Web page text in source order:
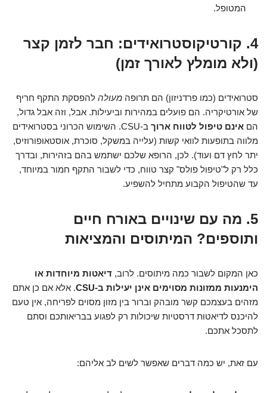
המטופל.
4. קורטיקוסטרואידים: חבר לזמן קצר
(ולא מומלץ לאורך זמן)
סטרואידים (כמו פרדניזון) הם תרופה מעולה להפסקת התקף חריף
של אורטיקריה. הם פועלים במהירות וביעילות. אבל, וזה אבל גדול,
הם אינם טיפול לטווח ארוך
ב-CSU. השימוש הכרוני בסטרואידים
מלווה בתופעות לוואי קשות (עלייה במשקל, סוכרת, אוסטאופורוזיס,
יתר לחץ דם ועוד). לכן, הרופא שלכם ישתמש בהם בזהירות, ובדרך
כלל רק ל"טיפול פולס" קצר טווח, כדי לשבור התקף חמור במיוחד,
עד שהטיפול הקבוע מתחיל להשפיע.
5. מה עם שינויים באורח חיים
ותוספים? המיתוסים והמציאות
כאן המקום לשבור כמה מיתוסים. לרוב, דיאטות מיוחדות או
הימנעות ממזונות מסוימים אינן יעילות ב-CSU
. אלא אם כן אתם
מזהים בעצמכם קשר מובהק וברור בין מזון מסוים לפריחה, אין טעם
להיכנס לדיאטות דרסטיות שיכולות רק לפגוע בבריאותכם וסתם
לתסכל אתכם.
עם זאת, יש כמה דברים שאפשר לשים לב אליהם: